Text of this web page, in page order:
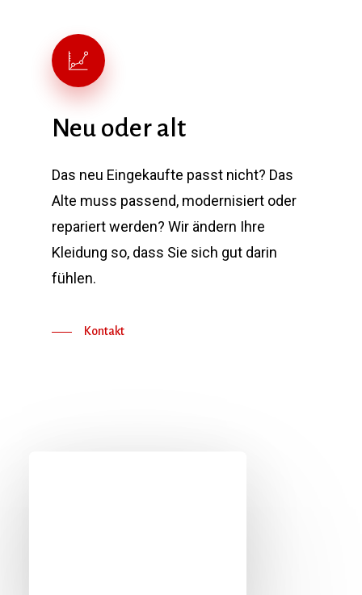
Neu oder alt
Das neu Eingekaufte passt nicht? Das
Alte muss passend, modernisiert oder
repariert werden? Wir ändern Ihre
Kleidung so, dass Sie sich gut darin
fühlen.
Kontakt